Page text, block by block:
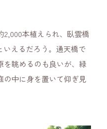
本植えられ、臥雲橋
いえるだろう。通天橋で
を眺めるのも良いが、緑
の中に身を置いて仰ぎ見